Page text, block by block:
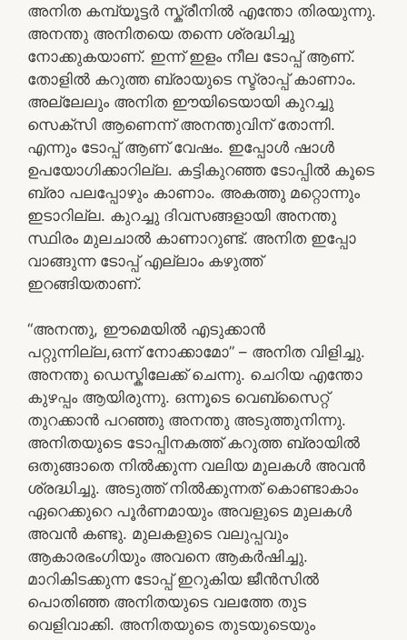
അനിത കമ്പ്യൂട്ടർ സ്ക്രീനിൽ എന്തോ തിരയുന്നു.
അനന്തു അനിതയെ തന്നെ ശ്രദ്ധിച്ചു
നോക്കുകയാണ്. ഇന്ന് ഇളം നീല ടോപ്പ് ആണ്.
തോളിൽ കറുത്ത ബ്രായുടെ സ്ട്രാപ്പ് കാണാം.
അല്ലേലും അനിത ഈയിടെയായി കുറച്ചു
സെക്സി ആണെന്ന് അനന്തുവിന് തോന്നി.
എന്നും ടോപ്പ് ആണ് വേഷം. ഇപ്പോൾ ഷാൾ
ഉപയോഗിക്കാറില്ല. കട്ടികുറഞ്ഞ ടോപ്പിൽ കൂടെ
ബ്രാ പലപ്പോഴും കാണാം. അകത്തു മറ്റൊന്നും
ഇടാറില്ല. കുറച്ചു ദിവസങ്ങളായി അനന്തു
സ്ഥിരം മുലചാൽ കാണാറുണ്ട്. അനിത ഇപ്പോ
വാങ്ങുന്ന ടോപ്പ് എല്ലാം കഴുത്ത്
ഇറങ്ങിയതാണ്.
“അനന്തു, ഈമെയിൽ എടുക്കാൻ
പറ്റുന്നില്ല,ഒന്ന് നോക്കാമോ” – അനിത വിളിച്ചു.
അനന്തു ഡെസ്കിലേക്ക് ചെന്നു. ചെറിയ എന്തോ
കുഴപ്പം ആയിരുന്നു. ഒന്നൂടെ വെബ്സൈറ്റ്
തുറക്കാൻ പറഞ്ഞു അനന്തു അടുത്തുനിന്നു.
അനിതയുടെ ടോപ്പിനകത്ത് കറുത്ത ബ്രായിൽ
ഒതുങ്ങാതെ നിൽക്കുന്ന വലിയ മുലകൾ അവൻ
ശ്രദ്ധിച്ചു. അടുത്ത് നിൽക്കുന്നത് കൊണ്ടാകാം
ഏറെക്കുറെ പൂർണമായും അവളുടെ മുലകൾ
അവൻ കണ്ടു. മുലകളുടെ വലുപ്പവും
ആകാരഭംഗിയും അവനെ ആകർഷിച്ചു.
മാറികിടക്കുന്ന ടോപ്പ് ഇറുകിയ ജീൻസിൽ
പൊതിഞ്ഞ അനിതയുടെ വലത്തേ തുട
വെളിവാക്കി. അനിതയുടെ തുടയുടെയും